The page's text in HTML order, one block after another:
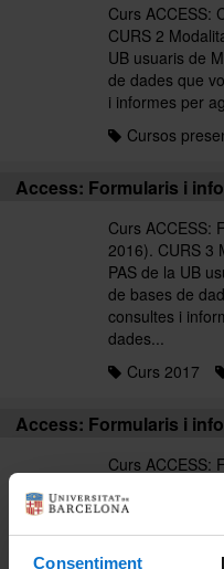
Consentiment
Curs ACCESS:
CURS 2
UB usuaris de
de dades que
i informes per
Cursos
Access: Formularis i
Curs ACCESS:
2016). CURS 3
PAS de la UB
de bases de
consultes i
dades...
Curs 2017
Access: Formularis i
Curs ACCESS:
CURS 3
UB usuaris de
de dades que
i informes per